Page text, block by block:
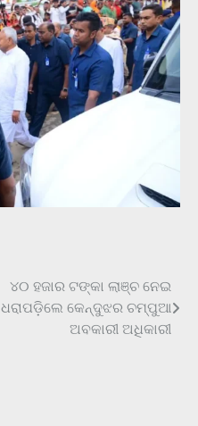
୪୦ ହଜାର ଟଙ୍କା ଲାଞ୍ଚ ନେଇ
ଧରାପଡ଼ିଲେ କେନ୍ଦୁଝର ଚମ୍ପୁଆ
ଅବକାରୀ ଅଧିକାରୀ